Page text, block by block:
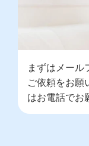
まずはメール
ご依頼をお願
はお電話でお